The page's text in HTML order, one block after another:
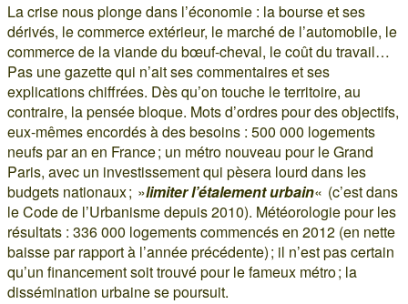
La crise nous plonge dans l’économie : la bourse et ses
dérivés, le commerce extérieur, le marché de l’automobile, le
commerce de la viande du bœuf-cheval, le coût du travail…
Pas une gazette qui n’ait ses commentaires et ses
explications chiffrées. Dès qu’on touche le territoire, au
contraire, la pensée bloque. Mots d’ordres pour des objectifs,
eux-mêmes encordés à des besoins : 500 000 logements
neufs par an en France ; un métro nouveau pour le Grand
Paris, avec un investissement qui pèsera lourd dans les
budgets nationaux ; »limiter l’étalement urbain« (c’est dans
le Code de l’Urbanisme depuis 2010). Météorologie pour les
résultats : 336 000 logements commencés en 2012 (en nette
baisse par rapport à l’année précédente) ; il n’est pas certain
qu’un financement soit trouvé pour le fameux métro ; la
dissémination urbaine se poursuit.